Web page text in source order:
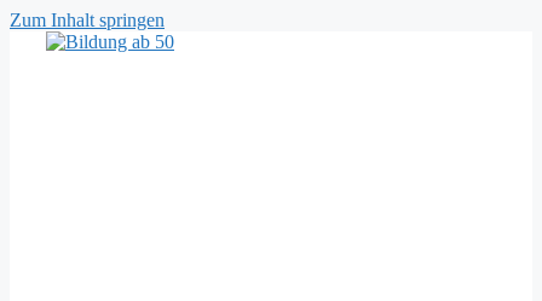
Zum Inhalt springen